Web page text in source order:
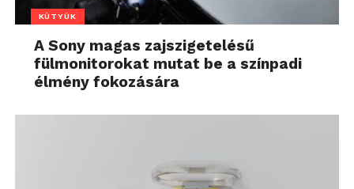
KÜTYÜK
A Sony magas zajszigetelésű
fülmonitorokat mutat be a színpadi
élmény fokozására